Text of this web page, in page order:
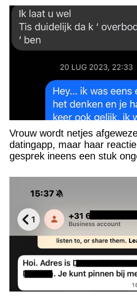
Vrouw wordt netjes
datingapp, maar haar
gesprek ineens een stuk